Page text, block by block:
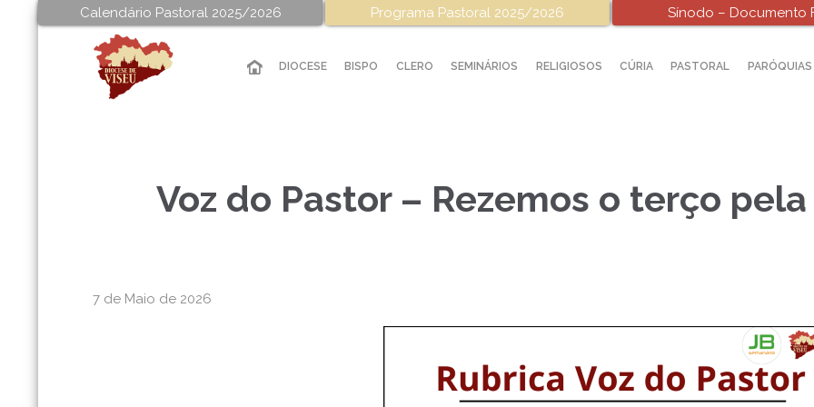
Calendário Pastoral 2025/2026 Programa Pastoral 2025/2026 Sínodo – Documento
DIOCESE BISPO CLERO SEMINÁRIOS RELIGIOSOS CÚRIA PASTORAL PARÓQUIAS
Voz do Pastor – Rezemos o terço pela
7 de Maio de 2026